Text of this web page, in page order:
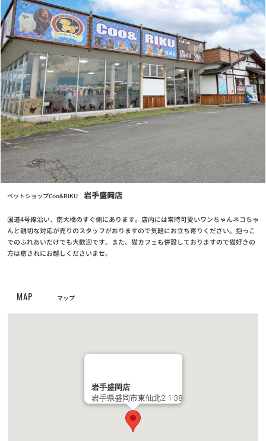
2026年クーリクカレンダー全国の店舗にて無料配布中！！
2025/11/03 お知らせ
【12/2(火)まで】クリスマスケーキ・おせちご予約受付中！
2025/07/17 お知らせ
7/24(木)営業時間変更のお知らせ
2025/07/01
7月1日(火) GRAND OPENING！奈良富雄南店
2024/11/12 お知らせ
【重要なお知らせ】クレジットカード情報最新化の再度のお願い
2024/04/25 お知らせ
クーリク公式！定期フードアプリでより便利に！よりお得に！
【定期フードアプリ】ワクチンチケット販売開始！
PROPACペットフード廃盤のご案内
ペットショップCoo&RIKU 岩手盛岡店
国道4号線沿い、南大橋のすぐ側にあります。店内には常時可愛いワンちゃんネコちゃ
んと親切な対応が売りのスタッフがおりますので気軽にお立ち寄りください。抱っこ
でのふれあいだけでも大歓迎です。また、猫カフェも併設しておりますので猫好きの
方は癒されにお越しくださいませ。
MAP マップ
岩手盛岡店
岩手県盛岡市東仙北2-1-38